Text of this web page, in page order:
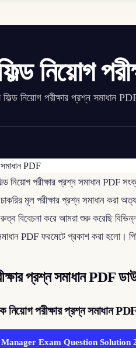
নিয়োগ
ফিল্ড নিয়োগ পরীক্ষার প্রশ্ন
নিয়োগ পরীক্ষার প্রশ্ন সমাধান PDF
চাকরির মূল পরীক্ষার প্রশ্ন সমাধান করা
বিবেচনা করে আমরা শুরু করেছি
সমাধান PDF ফরমেটে প্রকাশ করা হলো।
প্রশ্ন সমাধান PDF
নিয়োগ পরীক্ষার প্রশ্ন সমাধান
Exam Question Solution